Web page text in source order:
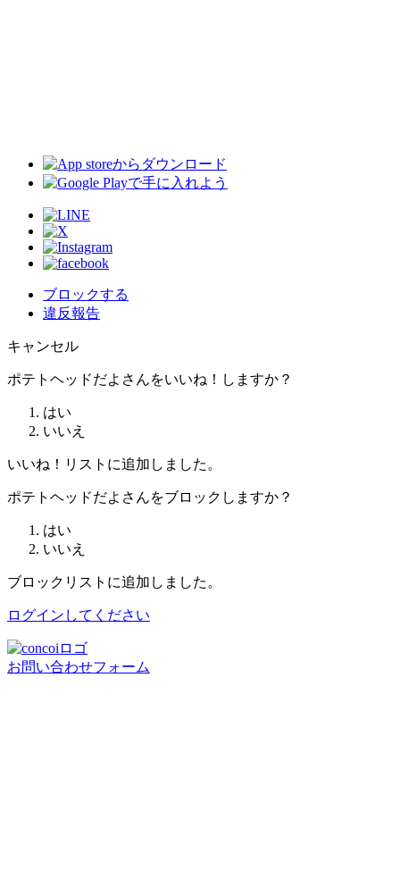
ブロックする
違反報告
キャンセル
ポテトヘッドだよさんをいいね！しますか？
はい
いいえ
いいね！リストに追加しました。
ポテトヘッドだよさんをブロックしますか？
はい
いいえ
ブロックリストに追加しました。
ログインしてください
お問い合わせフォーム